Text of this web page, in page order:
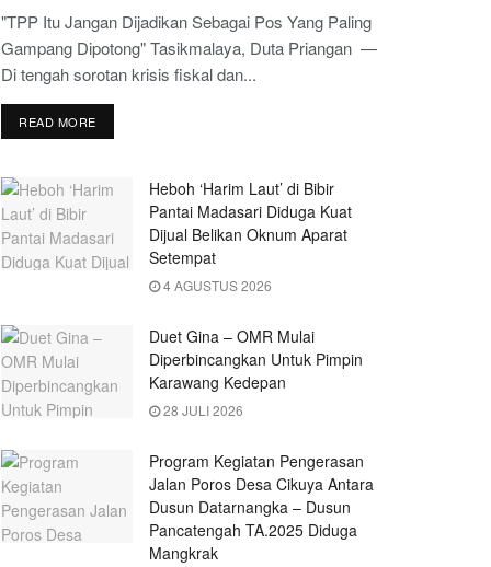
"TPP Itu Jangan Dijadikan Sebagai Pos Yang Paling
Gampang Dipotong" Tasikmalaya, Duta Priangan —
Di tengah sorotan krisis fiskal dan...
READ MORE
Heboh ‘Harim Laut’ di Bibir
Pantai Madasari Diduga Kuat
Dijual Belikan Oknum Aparat
Setempat
4 AGUSTUS 2026
Duet Gina – OMR Mulai
Diperbincangkan Untuk Pimpin
Karawang Kedepan
28 JULI 2026
Program Kegiatan Pengerasan
Jalan Poros Desa Cikuya Antara
Dusun Datarnangka – Dusun
Pancatengah TA.2025 Diduga
Mangkrak